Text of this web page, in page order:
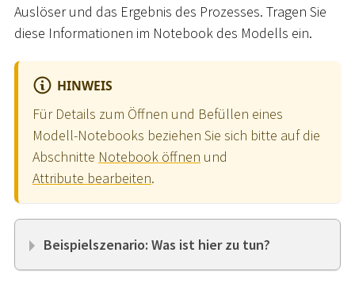
Auslöser und das Ergebnis des Prozesses. Tragen Sie
diese Informationen im Notebook des Modells ein.
HINWEIS
Für Details zum Öffnen und Befüllen eines
Modell-Notebooks beziehen Sie sich bitte auf die
Abschnitte Notebook öffnen und
Attribute bearbeiten.
Beispielszenario: Was ist hier zu tun?